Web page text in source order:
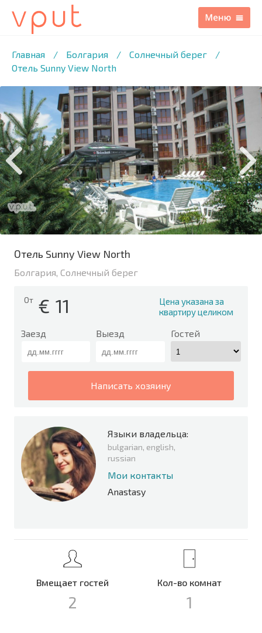
Главная / Болгария / Солнечный берег
/
Отель Sunny View North
/9 ФОТО
Отель Sunny View North
Болгария, Солнечный берег
От € 11
Цена указана за
квартиру целиком
Заезд Выезд Гостей
написать хозяину
Языки владельца:
bulgarian, english,
russian
Мои контакты
Anastasy
Вмещает гостей
2
Кол-во комнат
1